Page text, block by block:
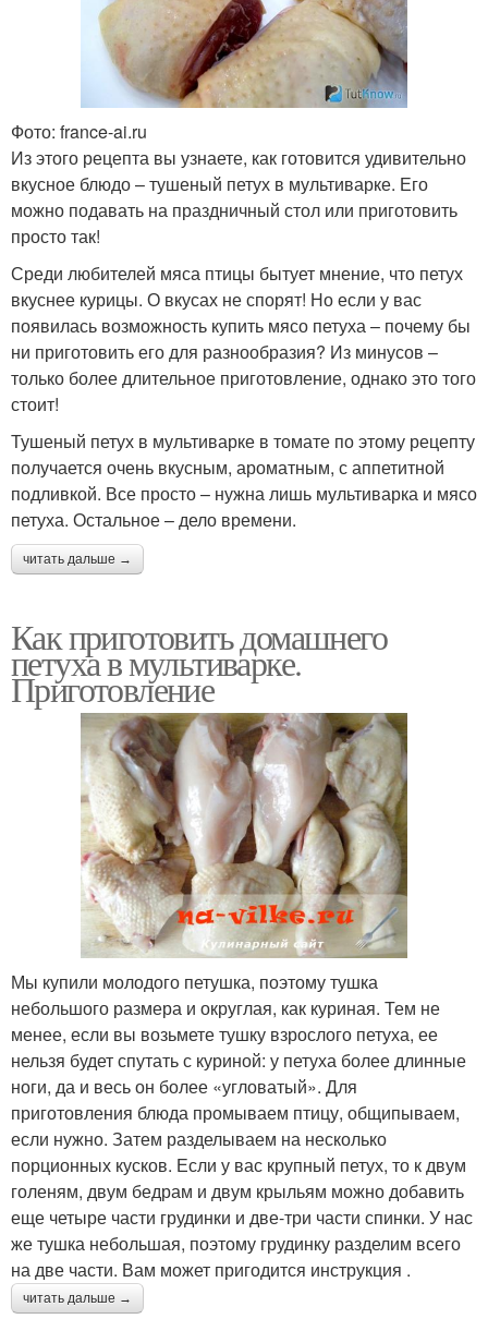
Фото: france-ai.ru
Из этого рецепта вы узнаете, как готовится удивительно
вкусное блюдо – тушеный петух в мультиварке. Его
можно подавать на праздничный стол или приготовить
просто так!
Среди любителей мяса птицы бытует мнение, что петух
вкуснее курицы. О вкусах не спорят! Но если у вас
появилась возможность купить мясо петуха – почему бы
ни приготовить его для разнообразия? Из минусов –
только более длительное приготовление, однако это того
стоит!
Тушеный петух в мультиварке в томате по этому рецепту
получается очень вкусным, ароматным, с аппетитной
подливкой. Все просто – нужна лишь мультиварка и мясо
петуха. Остальное – дело времени.
читать дальше →
Как приготовить домашнего
петуха в мультиварке.
Приготовление
Мы купили молодого петушка, поэтому тушка
небольшого размера и округлая, как куриная. Тем не
менее, если вы возьмете тушку взрослого петуха, ее
нельзя будет спутать с куриной: у петуха более длинные
ноги, да и весь он более «угловатый». Для
приготовления блюда промываем птицу, общипываем,
если нужно. Затем разделываем на несколько
порционных кусков. Если у вас крупный петух, то к двум
голеням, двум бедрам и двум крыльям можно добавить
еще четыре части грудинки и две-три части спинки. У нас
же тушка небольшая, поэтому грудинку разделим всего
на две части. Вам может пригодится инструкция .
читать дальше →